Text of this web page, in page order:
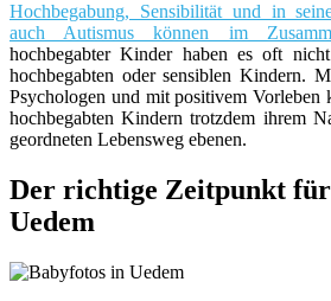
Hochbegabung, Sensibilität und in
auch Autismus können im
hochbegabter Kinder haben es oft
hochbegabten oder sensiblen Kindern.
Psychologen und mit positivem Vorleben
hochbegabten Kindern trotzdem ihrem
geordneten Lebensweg ebenen.
Der richtige Zeitpunkt
Uedem